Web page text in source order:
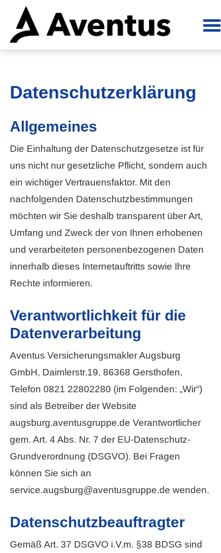
Datenschutzerklärung
Allgemeines
Die Einhaltung der Datenschutzgesetze ist für
uns nicht nur gesetzliche Pflicht, sondern auch
ein wichtiger Vertrauensfaktor. Mit den
nachfolgenden Datenschutzbestimmungen
möchten wir Sie deshalb transparent über Art,
Umfang und Zweck der von Ihnen erhobenen
und verarbeiteten personenbezogenen Daten
innerhalb dieses Internetauftritts sowie Ihre
Rechte informieren.
Verantwortlichkeit für die
Datenverarbeitung
Aventus Ver­sicherungs­makler Augsburg
GmbH, Daimlerstr.19, 86368 Gersthofen,
Telefon 0821 22802280 (im Folgenden: „Wir“)
sind als Betreiber der Website
augsburg.aventusgruppe.de Verantwortlicher
gem. Art. 4 Abs. Nr. 7 der EU-Datenschutz-
Grundverordnung (DSGVO). Bei Fragen
können Sie sich an
service.augsburg@aventusgruppe.de wenden.
Datenschutzbeauftragter
Gemäß Art. 37 DSGVO i.V.m. §38 BDSG sind